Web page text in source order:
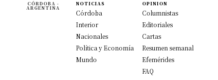
CÓRDOBA -
ARGENTINA
NOTICIAS
Córdoba
Interior
Nacionales
Política y Economía
Mundo
OPINION
Columnistas
Editoriales
Cartas
Resumen semanal
Efemérides
FAQ